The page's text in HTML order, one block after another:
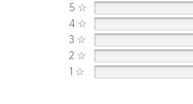
5 ☆
4 ☆
3 ☆
2 ☆
1 ☆